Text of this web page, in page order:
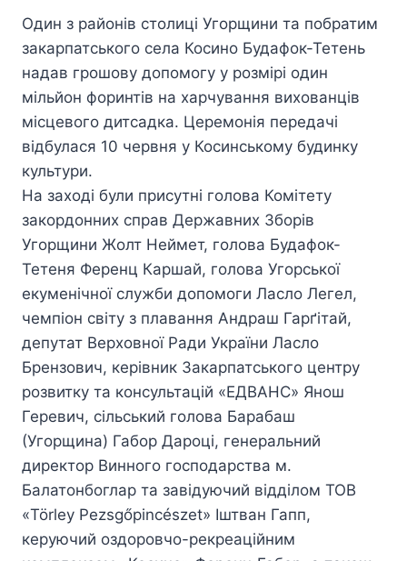
Один з районів столиці Угорщини та побратим
закарпатського села Косино Будафок-Тетень
надав грошову допомогу у розмірі один
мільйон форинтів на харчування вихованців
місцевого дитсадка. Церемонія передачі
відбулася 10 червня у Косинському будинку
культури.
На заході були присутні голова Комітету
закордонних справ Державних Зборів
Угорщини Жолт Неймет, голова Будафок-
Тетеня Ференц Каршай, голова Угорської
екуменічної служби допомоги Ласло Легел,
чемпіон світу з плавання Андраш Гарґітай,
депутат Верховної Ради України Ласло
Брензович, керівник Закарпатського центру
розвитку та консультацій «ЕДВАНС» Янош
Геревич, сільський голова Барабаш
(Угорщина) Габор Дароці, генеральний
директор Винного господарства м.
Балатонбоглар та завідуючий відділом ТОВ
«Törley Pezsgőpincészet» Іштван Гапп,
керуючий оздоровчо-рекреаційним